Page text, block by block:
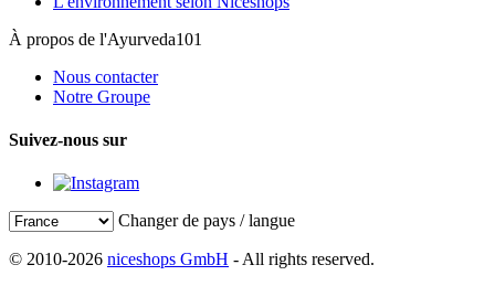
À propos de l'Ayurveda101
Nous contacter
Notre Groupe
Suivez-nous sur
Changer de pays / langue
© 2010-2026 niceshops GmbH - All rights reserved.